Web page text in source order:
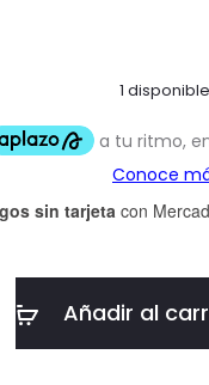
1
sin tarjeta con
Añadir al